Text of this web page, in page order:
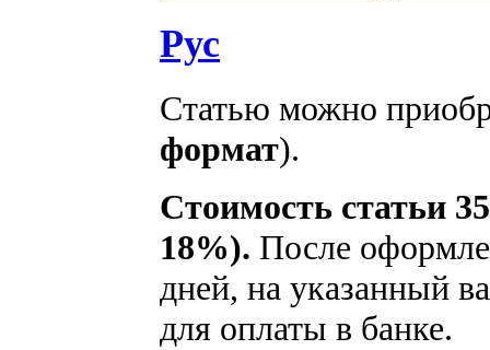
Рус
Статью можно
формат).
Стоимость статьи
18%). После
дней, на указанный
для оплаты в банке.